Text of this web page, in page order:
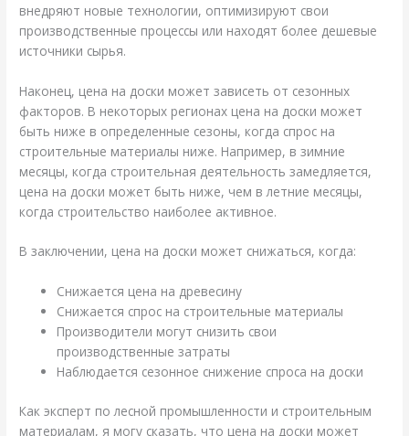
внедряют новые технологии, оптимизируют свои
производственные процессы или находят более дешевые
источники сырья.
Наконец, цена на доски может зависеть от сезонных
факторов. В некоторых регионах цена на доски может
быть ниже в определенные сезоны, когда спрос на
строительные материалы ниже. Например, в зимние
месяцы, когда строительная деятельность замедляется,
цена на доски может быть ниже, чем в летние месяцы,
когда строительство наиболее активное.
В заключении, цена на доски может снижаться, когда:
Снижается цена на древесину
Снижается спрос на строительные материалы
Производители могут снизить свои
производственные затраты
Наблюдается сезонное снижение спроса на доски
Как эксперт по лесной промышленности и строительным
материалам, я могу сказать, что цена на доски может